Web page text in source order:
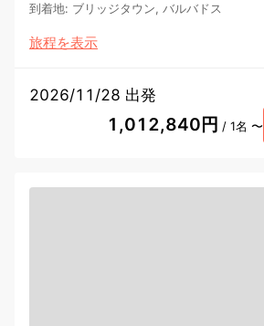
到着地: ブリッジタウン, バルバドス
旅程を表示
2026/11/28 出発
1,012,840円 / 1名 〜